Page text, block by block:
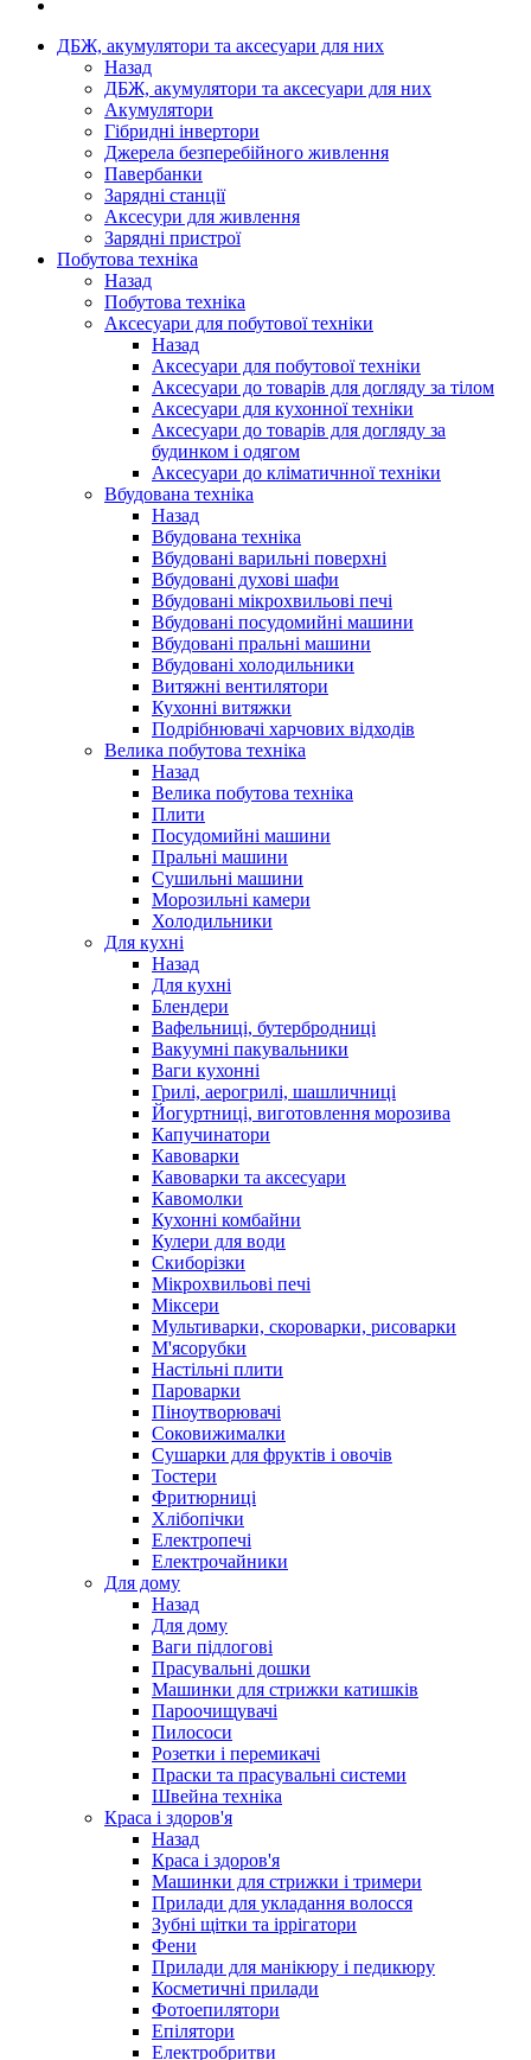
ДБЖ, акумулятори та аксесуари для них
Назад
ДБЖ, акумулятори та аксесуари для них
Акумулятори
Гібридні інвертори
Джерела безперебійного живлення
Павербанки
Зарядні станції
Аксесури для живлення
Зарядні пристрої
Побутова техніка
Назад
Побутова техніка
Аксесуари для побутової техніки
Назад
Аксесуари для побутової техніки
Аксесуари до товарів для догляду за тілом
Аксесуари для кухонної техніки
Аксесуари до товарів для догляду за
будинком і одягом
Аксесуари до кліматичнної техніки
Вбудована техніка
Назад
Вбудована техніка
Вбудовані варильні поверхні
Вбудовані духові шафи
Вбудовані мікрохвильові печі
Вбудовані посудомийні машини
Вбудовані пральні машини
Вбудовані холодильники
Витяжні вентилятори
Кухонні витяжки
Подрібнювачі харчових відходів
Велика побутова техніка
Назад
Велика побутова техніка
Плити
Посудомийні машини
Пральні машини
Сушильні машини
Морозильні камери
Холодильники
Для кухні
Назад
Для кухні
Блендери
Вафельниці, бутербродниці
Вакуумні пакувальники
Ваги кухонні
Грилі, аерогрилі, шашличниці
Йогуртниці, виготовлення морозива
Капучинатори
Кавоварки
Кавоварки та аксесуари
Кавомолки
Кухонні комбайни
Кулери для води
Скиборізки
Мікрохвильові печі
Міксери
Мультиварки, скороварки, рисоварки
М'ясорубки
Настільні плити
Пароварки
Піноутворювачі
Соковижималки
Сушарки для фруктів і овочів
Тостери
Фритюрниці
Хлібопічки
Електропечі
Електрочайники
Для дому
Назад
Для дому
Ваги підлогові
Прасувальні дошки
Машинки для стрижки катишків
Пароочищувачі
Пилососи
Розетки і перемикачі
Праски та прасувальні системи
Швейна техніка
Краса і здоров'я
Назад
Краса і здоров'я
Машинки для стрижки і тримери
Прилади для укладання волосся
Зубні щітки та іррігатори
Фени
Прилади для манікюру і педикюру
Косметичні прилади
Фотоепилятори
Епілятори
Електробритви